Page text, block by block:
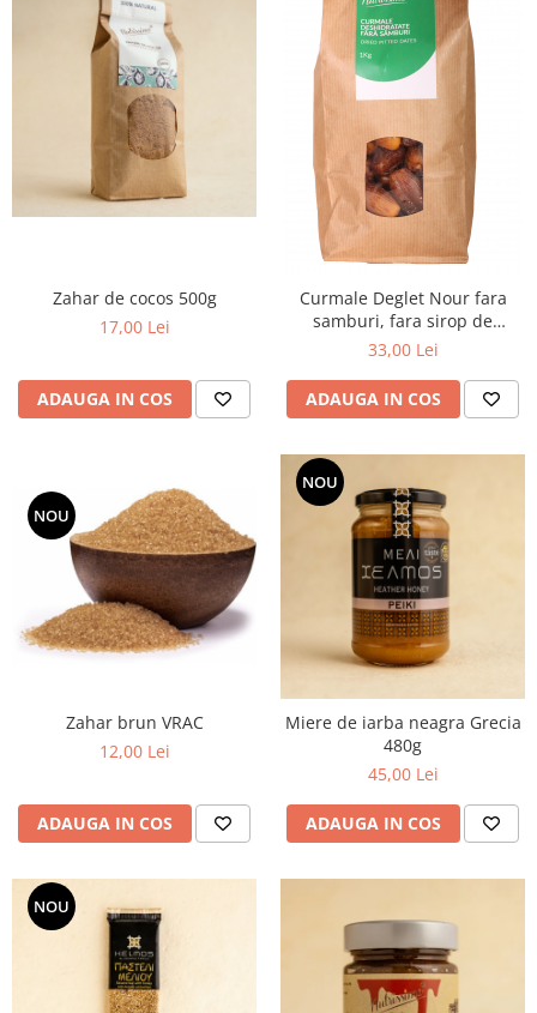
Zahar de cocos 500g
17,00 Lei
ADAUGA IN COS
Curmale Deglet Nour fara
samburi, fara sirop de
glucoza 1kg
33,00 Lei
ADAUGA IN COS
NOU
Zahar brun VRAC
12,00 Lei
ADAUGA IN COS
NOU
Miere de iarba neagra Grecia
480g
45,00 Lei
ADAUGA IN COS
NOU